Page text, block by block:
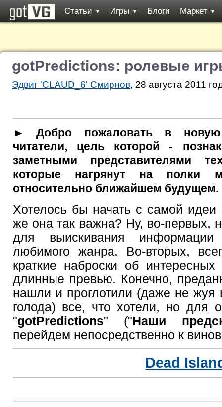
Статьи ▼ Игры ▼ Блоги Маркет ▼
gotPredictions: ролевые
Эдвиг 'CLAUD_6' Смирнов, 28 августа 2011
► Добро пожаловать в новую
читатели, цель которой -
заметными представителями
которые нагрянут на полки
относительно ближайшем будущем.
Хотелось бы начать с самой
же она так важна? Ну, во-первых,
для выискивания
любимого жанра. Во-вторых,
краткие наброски об
длинные превью. Конечно,
нашли и проглотили (даже не жуя
голода) все, что хотели, но для
"gotPredictions" ("Наши
перейдем непосредственно к
Dead